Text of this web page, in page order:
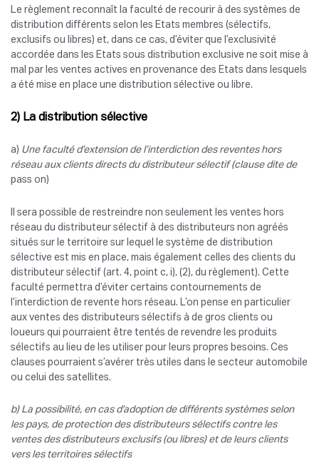
Le règlement reconnaît la faculté de recourir à des systèmes de
distribution différents selon les Etats membres (sélectifs,
exclusifs ou libres) et, dans ce cas, d’éviter que l’exclusivité
accordée dans les Etats sous distribution exclusive ne soit mise à
mal par les ventes actives en provenance des Etats dans lesquels
a été mise en place une distribution sélective ou libre.
2) La distribution sélective
a) Une faculté d’extension de l’interdiction des reventes hors
réseau aux clients directs du distributeur sélectif (clause dite de
pass on)
Il sera possible de restreindre non seulement les ventes hors
réseau du distributeur sélectif à des distributeurs non agréés
situés sur le territoire sur lequel le système de distribution
sélective est mis en place, mais également celles des clients du
distributeur sélectif (art. 4, point c, i), (2), du règlement). Cette
faculté permettra d’éviter certains contournements de
l’interdiction de revente hors réseau. L’on pense en particulier
aux ventes des distributeurs sélectifs à de gros clients ou
loueurs qui pourraient être tentés de revendre les produits
sélectifs au lieu de les utiliser pour leurs propres besoins. Ces
clauses pourraient s’avérer très utiles dans le secteur automobile
ou celui des satellites.
b) La possibilité, en cas d’adoption de différents systèmes selon
les pays, de protection des distributeurs sélectifs contre les
ventes des distributeurs exclusifs (ou libres) et de leurs clients
vers les territoires sélectifs